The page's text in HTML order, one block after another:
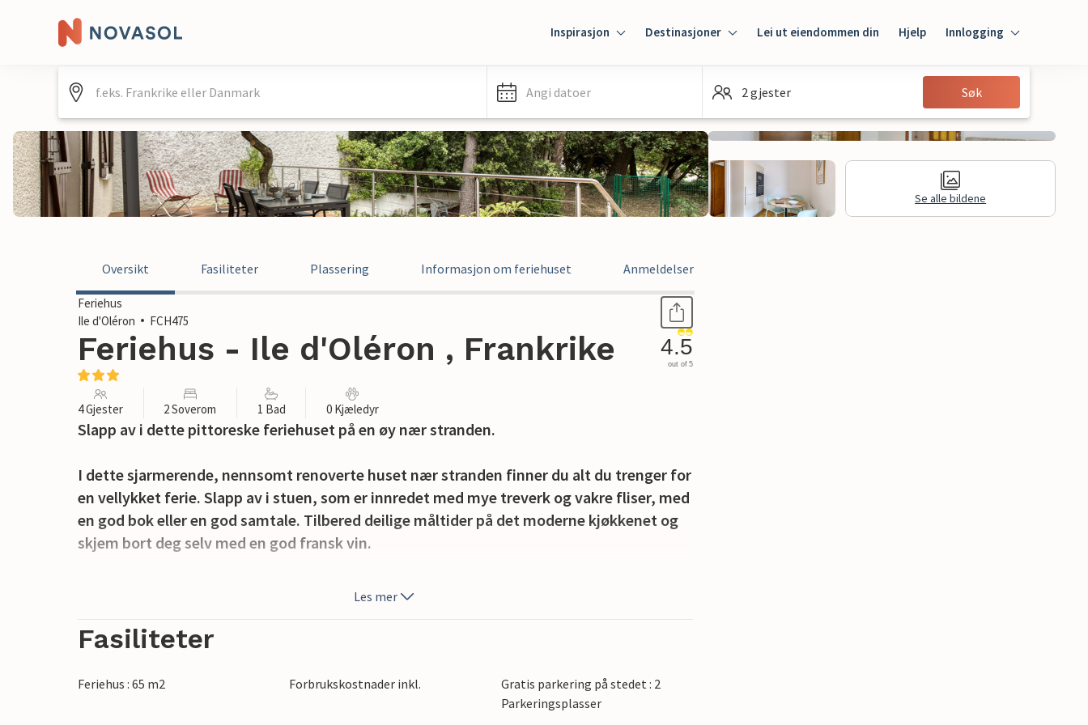
Inspirasjon Destinasjoner Lei ut eiendommen din Hjelp Innlogging
Innlogging
Gjest
Angi datoer 2 gjester Søk
Se alle bildene
Oversikt Fasiliteter Plassering Informasjon om feriehuset Anmeldelser
Feriehus
Ile d'Oléron
FCH475
Feriehus - Ile d'Oléron , Frankrike 4.5
out of 5
4 Gjester 2 Soverom 1 Bad 0 Kjæledyr
Slapp av i dette pittoreske feriehuset på en øy nær stranden.
I dette sjarmerende, nennsomt renoverte huset nær stranden finner du alt du trenger for
en vellykket ferie. Slapp av i stuen, som er innredet med mye treverk og vakre fliser, med
en god bok eller en god samtale. Tilbered deilige måltider på det moderne kjøkkenet og
skjem bort deg selv med en god fransk vin.
Gå ut på terrassen om morgenen med en velduftende kaffe og nyt den rolige
grillen om kvelden og nyt en koselig avslutning på dagen under stjernene.
På Île dOléron kan du forvente en herlig blanding av natur, strand og livsglede. På bare
noen få minutter kan du sykle til de brede Atlanterhavsstrendene som Rémigeasse og
Les mer
Fasiliteter
Feriehus : 65 m2 Forbrukskostnader inkl.
Gratis parkering på stedet : 2
Parkeringsplasser